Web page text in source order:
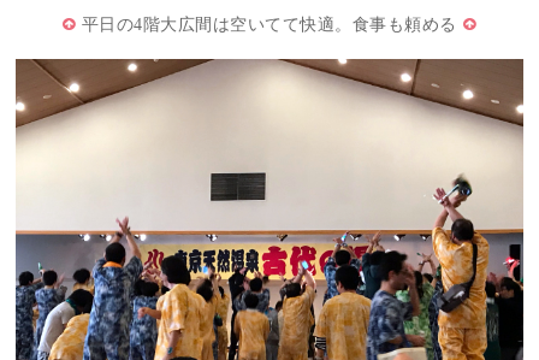
平日の4階大広間は空いてて快適。食事も頼める